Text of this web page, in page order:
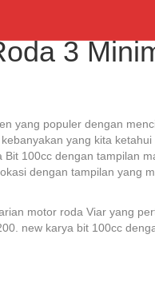
3
yang populer dengan
yang kita
100cc dengan tampilan
dengan tampilan yang
motor roda Viar yang
new karya bit 100cc